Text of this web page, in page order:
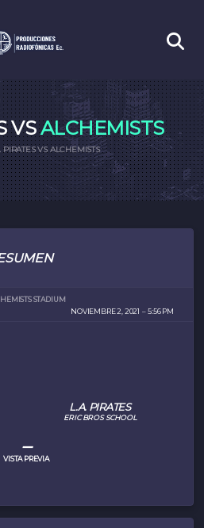
VSALCHEMISTS
PIRATES VS ALCHEMISTS
STADIUM
NOVIEMBRE 2, 2021
5:56 PM
L.A. PIRATES
ERIC BROS SCHOOL
–
VISTA PREVIA